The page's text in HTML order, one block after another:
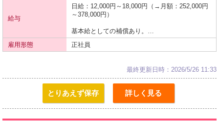
給与
日給：12,000円～18,000円（→月額：252,000円
～378,000円）
基本給としての補償あり。…
雇用形態
正社員
最終更新日時：2026/5/26 11:33
とりあえず保存 詳しく見る